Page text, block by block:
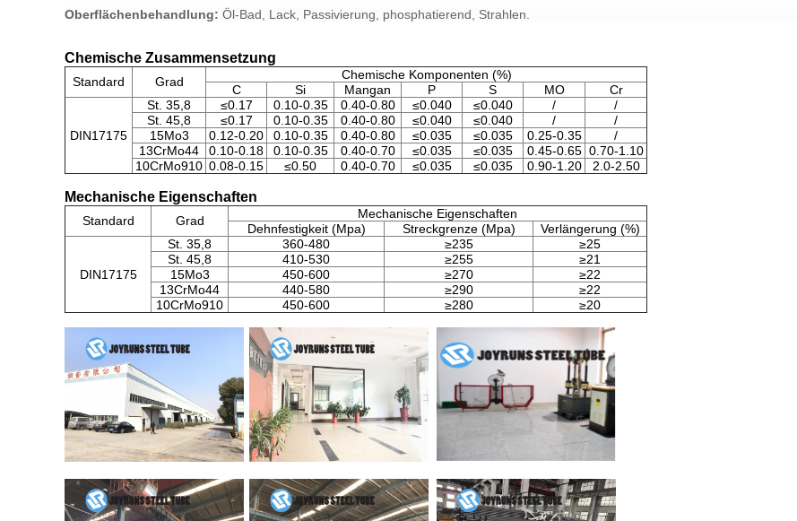
Oberflächenbehandlung: Öl-Bad, Lack, Passivierung, phosphatierend, Strahlen.
Chemische Zusammensetzung
Standard Grad
Chemische Komponenten (%)
C
Si Mangan P S MO Cr
DIN17175
St. 35,8 ≤0.17 0.10-0.35 0.40-0.80 ≤0.040 ≤0.040 /
/
St. 45,8
≤0.17 0.10-0.35 0.40-0.80 ≤0.040 ≤0.040 /
/
15Mo3
0.12-0.20 0.10-0.35 0.40-0.80 ≤0.035 ≤0.035 0.25-0.35
/
13CrMo44
0.10-0.18 0.10-0.35 0.40-0.70 ≤0.035 ≤0.035 0.45-0.65 0.70-1.10
10CrMo910 0.08-0.15 ≤0.50 0.40-0.70 ≤0.035 ≤0.035 0.90-1.20 2.0-2.50
Mechanische Eigenschaften
Standard Grad
Mechanische Eigenschaften
Dehnfestigkeit (Mpa)
Streckgrenze (Mpa) Verlängerung (%)
DIN17175
St. 35,8 360-480 ≥235
≥25
St. 45,8
410-530 ≥255
≥21
15Mo3
450-600 ≥270
≥22
13CrMo44
440-580 ≥290
≥22
10CrMo910
450-600 ≥280 ≥20